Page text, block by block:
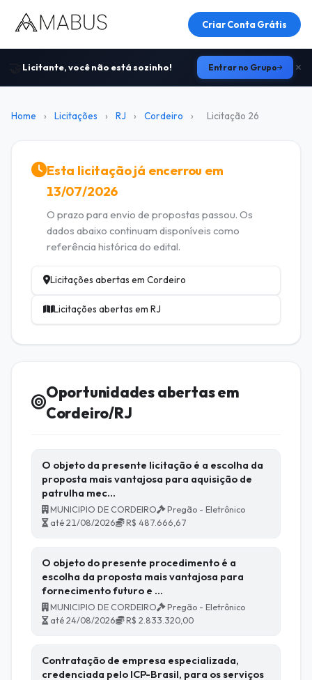
Criar Conta Grátis
Licitante, você não está sozinho! Entrar no Grupo
Home › Licitações › RJ › Cordeiro › Licitação 26
Esta licitação já encerrou em
13/07/2026
O prazo para envio de propostas passou. Os
dados abaixo continuam disponíveis como
referência histórica do edital.
Licitações abertas em Cordeiro
Licitações abertas em RJ
Oportunidades abertas em
Cordeiro/RJ
O objeto da presente licitação é a escolha da
proposta mais vantajosa para aquisição de
patrulha mec…
MUNICIPIO DE CORDEIRO
Pregão - Eletrônico
até 21/08/2026
R$ 487.666,67
O objeto do presente procedimento é a
escolha da proposta mais vantajosa para
fornecimento futuro e …
MUNICIPIO DE CORDEIRO
Pregão - Eletrônico
até 24/08/2026
R$ 2.833.320,00
Contratação de empresa especializada,
credenciada pelo ICP-Brasil, para os serviços